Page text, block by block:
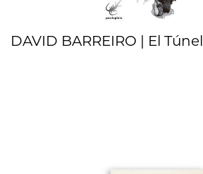
DAVID BARREIRO | El Túnel